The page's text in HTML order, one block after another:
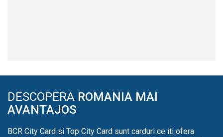
DESCOPERA ROMANIA MAI
AVANTAJOS
BCR City Card si Top City Card sunt carduri ce iti ofera